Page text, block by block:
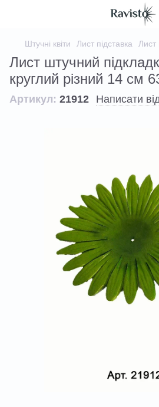
Штучні квіти Лист підставка Лист
Лист штучний
круглий різний 14 см
Артикул: 21912 Написати